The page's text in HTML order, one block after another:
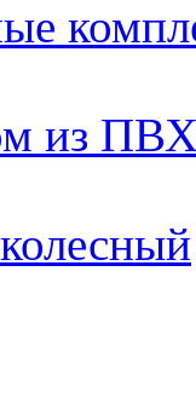
из